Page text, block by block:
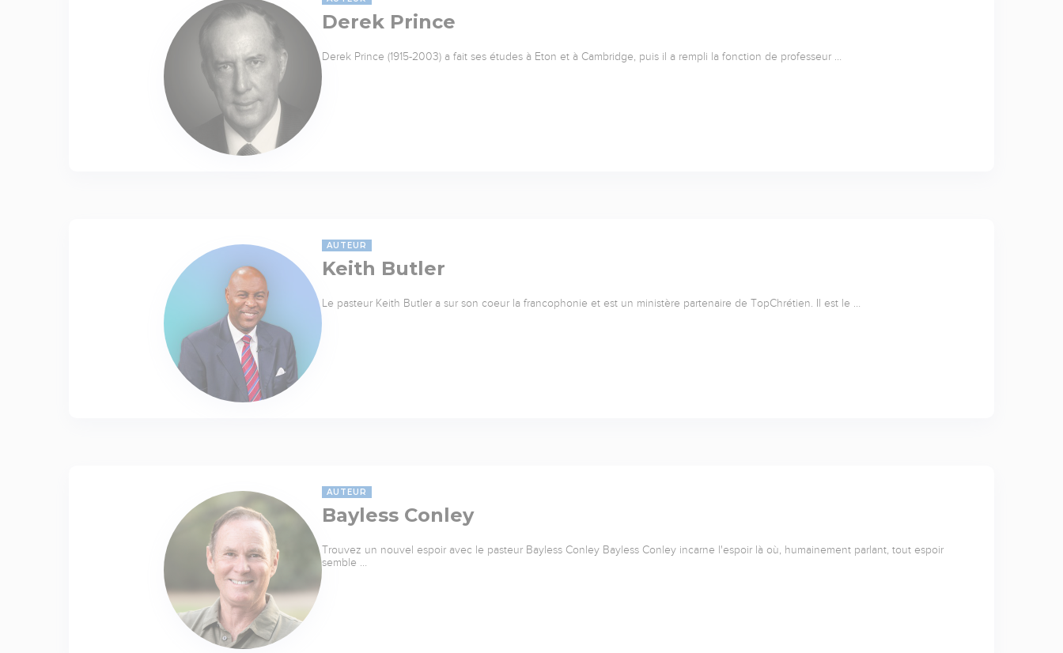
Derek Prince
Derek Prince (1915-2003) a fait ses études à Eton et à Cambridge, puis il a rempli la fonction de professeur …
AUTEUR
Keith Butler
Le pasteur Keith Butler a sur son coeur la francophonie et est un ministère partenaire de TopChrétien. Il est le …
AUTEUR
Bayless Conley
Trouvez un nouvel espoir avec le pasteur Bayless Conley Bayless Conley incarne l'espoir là où, humainement parlant, tout espoir
semble …